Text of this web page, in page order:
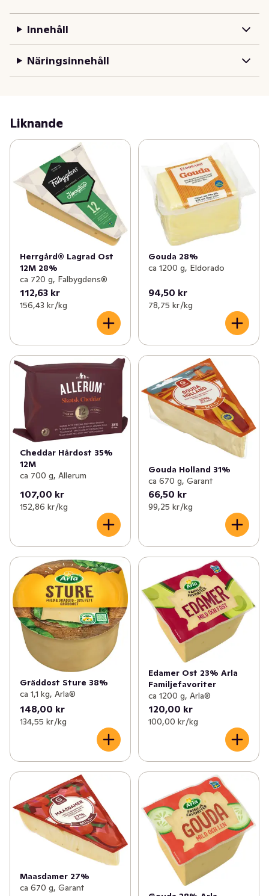
Innehåll
Näringsinnehåll
Liknande
Herrgård® Lagrad Ost
12M 28%
ca 720 g, Falbygdens®
112,63 kr
156,43 kr /kg
Gouda 28%
ca 1200 g, Eldorado
94,50 kr
78,75 kr /kg
Cheddar Hårdost 35%
12M
ca 700 g, Allerum
107,00 kr
152,86 kr /kg
Gouda Holland 31%
ca 670 g, Garant
66,50 kr
99,25 kr /kg
Gräddost Sture 38%
ca 1,1 kg, Arla®
148,00 kr
134,55 kr /kg
Edamer Ost 23% Arla
Familjefavoriter
ca 1200 g, Arla®
120,00 kr
100,00 kr /kg
Maasdamer 27%
ca 670 g, Garant